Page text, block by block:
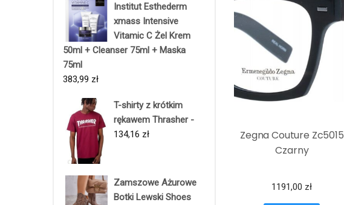
Institut Esthederm
xmass Intensive
Vitamic C Żel Krem
50ml + Cleanser 75ml + Maska
75ml
383,99 zł
T-shirty z krótkim
rękawem Thrasher -
134,16 zł
Zamszowe Ażurowe
Botki Lewski Shoes
Zegna Couture Zc5015
Czarny
1191,00 zł